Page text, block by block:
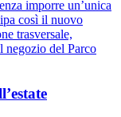
imporre un’unica
così il nuovo
trasversale,
negozio del Parco